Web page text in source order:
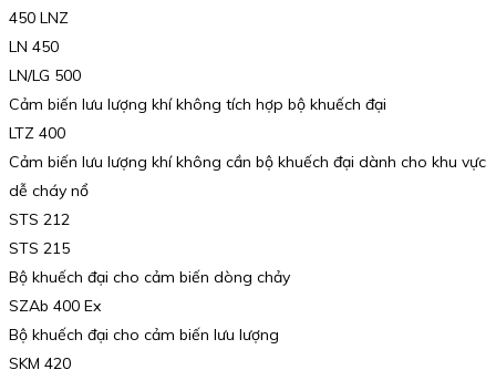
450 LNZ
LN 450
LN/LG 500
Cảm biến lưu lượng khí không tích hợp bộ khuếch đại
LTZ 400
Cảm biến lưu lượng khí không cần bộ khuếch đại dành cho khu vực
dễ cháy nổ
STS 212
STS 215
Bộ khuếch đại cho cảm biến dòng chảy
SZAb 400 Ex
Bộ khuếch đại cho cảm biến lưu lượng
SKM 420